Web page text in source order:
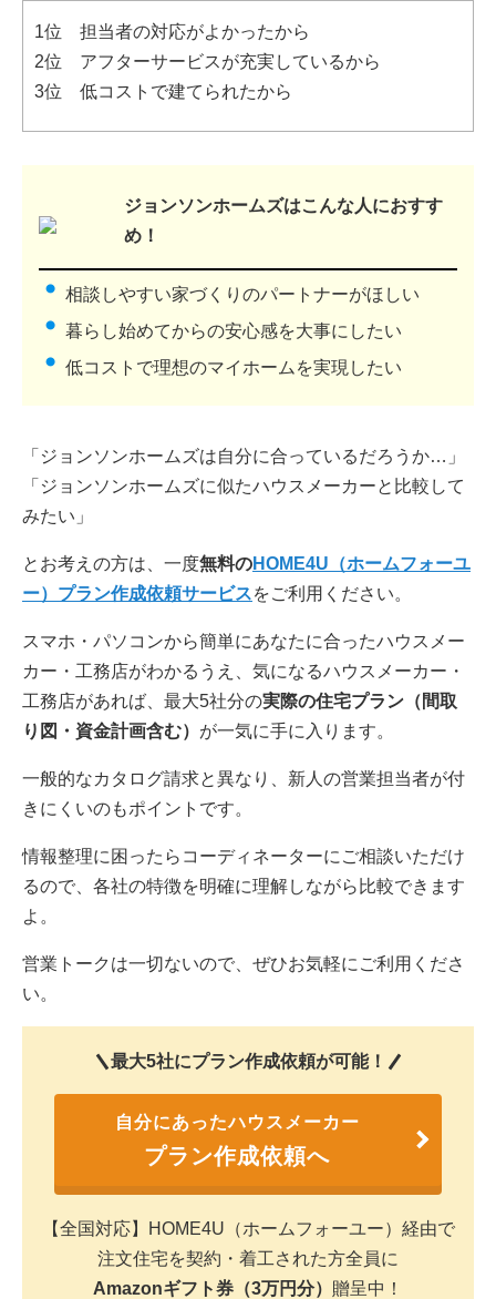
1位 担当者の対応がよかったから
2位 アフターサービスが充実しているから
3位 低コストで建てられたから
ジョンソンホームズはこんな人におすす
め！
相談しやすい家づくりのパートナーがほしい
暮らし始めてからの安心感を大事にしたい
低コストで理想のマイホームを実現したい
「ジョンソンホームズは自分に合っているだろうか…」
「ジョンソンホームズに似たハウスメーカーと比較して
みたい」
とお考えの方は、一度無料のHOME4U（ホームフォーユ
ー）プラン作成依頼サービスをご利用ください。
スマホ・パソコンから簡単にあなたに合ったハウスメー
カー・工務店がわかるうえ、気になるハウスメーカー・
工務店があれば、最大5社分の実際の住宅プラン（間取
り図・資金計画含む） が一気に手に入ります。
一般的なカタログ請求と異なり、新人の営業担当者が付
きにくいのもポイントです。
情報整理に困ったらコーディネーターにご相談いただけ
るので、各社の特徴を明確に理解しながら比較できます
よ。
営業トークは一切ないので、ぜひお気軽にご利用くださ
い。
最大5社にプラン作成依頼が可能！
自分にあったハウスメーカー
プラン作成依頼へ
【全国対応】HOME4U（ホームフォーユー）経由で
注文住宅を契約・着工された方全員に
Amazonギフト券（3万円分） 贈呈中！